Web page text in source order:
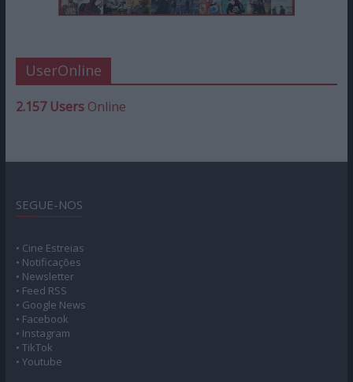
UserOnline
2.157 UsersOnline
SEGUE-NOS
• Cine Estreias
• Notificações
• Newsletter
• Feed RSS
• Google News
• Facebook
• Instagram
• TikTok
• Youtube